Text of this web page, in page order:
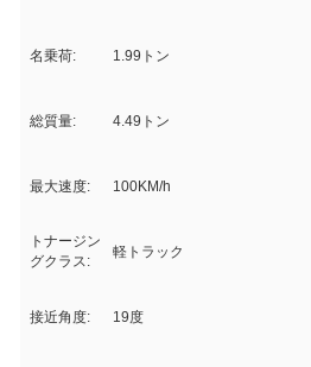
名乗荷: 1.99トン
総質量: 4.49トン
最大速度: 100KM/h
トナージン
グクラス:
軽トラック
接近角度: 19度